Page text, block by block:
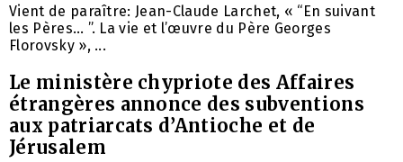
Vient de paraître: Jean-Claude Larchet, « “En suivant
les Pères… ”. La vie et l’œuvre du Père Georges
Florovsky », ...
Le ministère chypriote des Affaires
étrangères annonce des subventions
aux patriarcats d’Antioche et de
Jérusalem